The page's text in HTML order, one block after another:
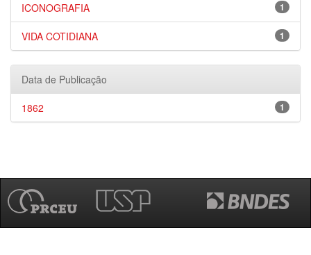
1
ICONOGRAFIA
1
VIDA COTIDIANA
Data de Publicação
1
1862